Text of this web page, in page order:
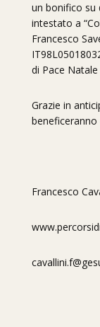
un bonifico su
intestato a
Francesco
di Pace Natale
Grazie in
Francesco